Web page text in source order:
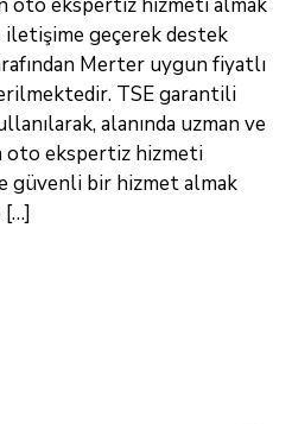
iletişime geçerek destek
Merter uygun fiyatlı
TSE garantili
alanında uzman ve
oto ekspertiz hizmeti
güvenli bir hizmet almak
[…]